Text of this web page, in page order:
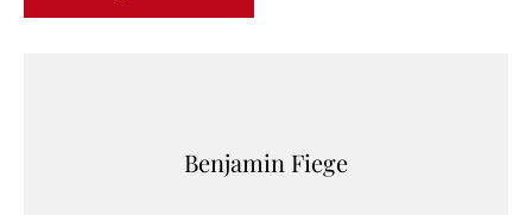
Benjamin Fiege